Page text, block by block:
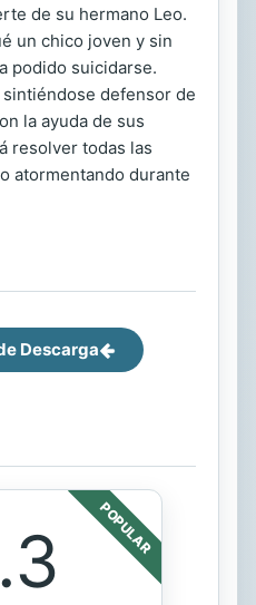
de su hermano Leo.
un chico joven y sin
podido suicidarse.
defensor de
la ayuda de sus
resolver todas las
atormentando durante
Descarga
POPULAR